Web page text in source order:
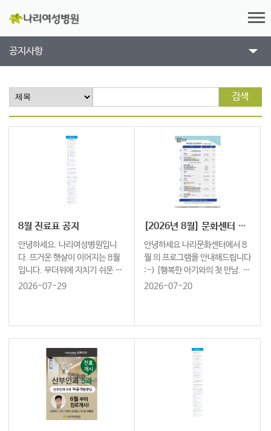
공지사항
검색
8월 진료표 공지
안녕하세요. 나리여성병원입니
다. 뜨거운 햇살이 이어지는 8월
입니다. 무더위에 지치기 쉬운 시
기인 만큼 충분한 휴식과 수분 섭
의 진료일정을 확인하시어 예약
및 진료에 참고해 주시기 바랍니
2026-07-29
[2026년 8월] 문화센터 프로그램 안내
안녕하세요 나리문화센터에서 8
월 의 프로그램을 안내해드립니다
:-) [행복한 아기와의 첫 만남. 나
리문화센터와 함께하세요] ↓ 8
2026-07-20